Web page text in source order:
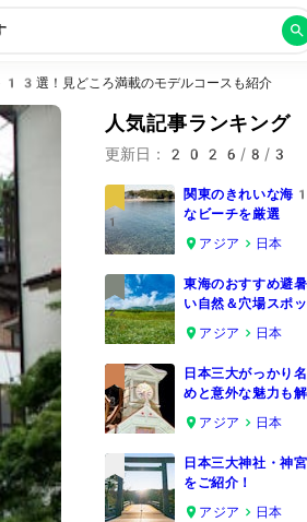
13選！見どころ満載のモデルコースも紹介
人気記事ランキング
更新日： 2026/8/3
1
関東のきれいな
なビーチを厳選
アジア
日本
2
東海のおすすめ避
い自然＆穴場スポ
アジア
日本
3
日本三大がっかり
めと意外な魅力も解
アジア
日本
4
日本三大神社・神
をご紹介！
アジア
日本